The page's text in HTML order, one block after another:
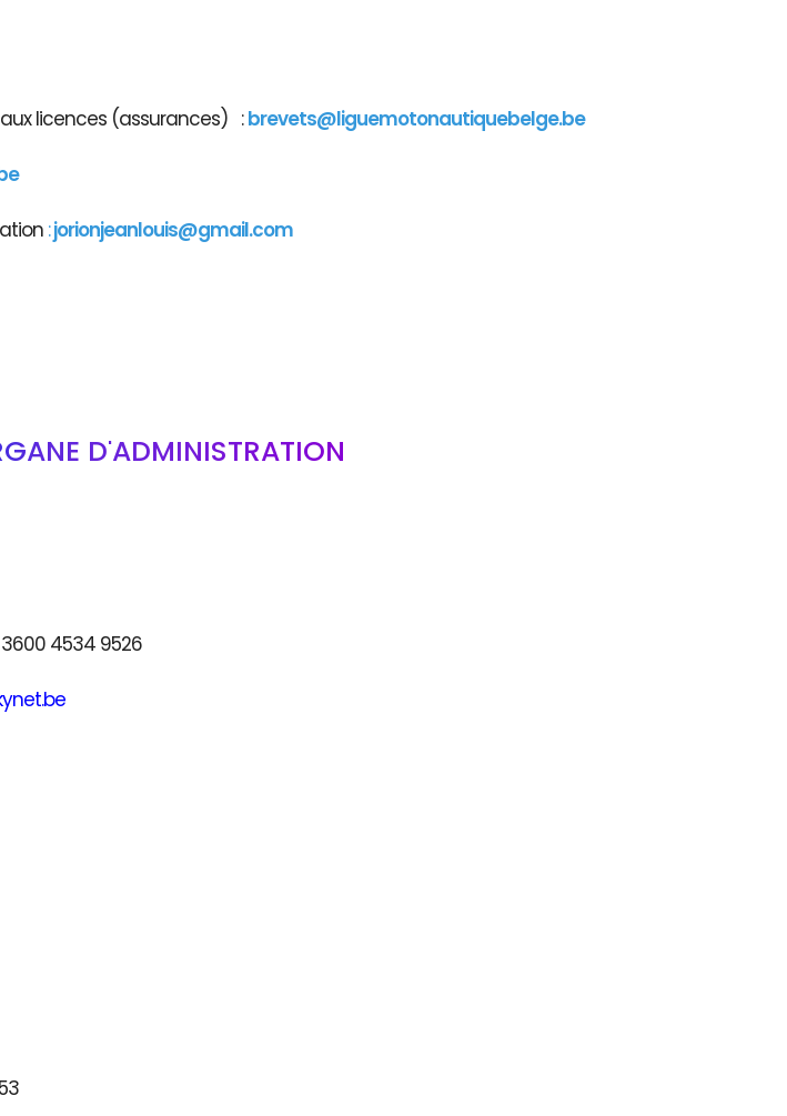
licences (assurances) : brevets@liguemotonautiquebelge.be
:jorionjeanlouis@gmail.com
D'ADMINISTRATION
4534 9526